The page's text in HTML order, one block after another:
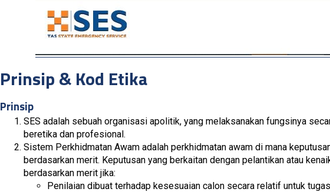
Prinsip & Kod Etika
Prinsip
SES adalah sebuah organisasi apolitik, yang melaksanakan fungsinya
beretika dan profesional.
Sistem Perkhidmatan Awam adalah perkhidmatan awam di mana
berdasarkan merit. Keputusan yang berkaitan dengan pelantikan atau
berdasarkan merit jika:
Penilaian dibuat terhadap kesesuaian calon secara relatif untuk